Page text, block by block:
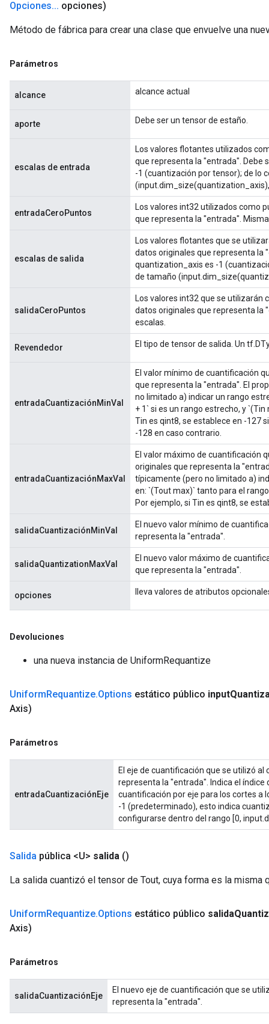
Opciones... opciones)
Método de fábrica para crear una clase que envuelve una
Parámetros
alcance alcance actual
aporte Debe ser un tensor de estaño.
escalas de entrada
Los valores flotantes utilizados
que representa la "entrada". Debe
-1 (cuantización por tensor); de lo
entradaCeroPuntos
Los valores int32 utilizados como
que representa la "entrada".
escalas de salida
Los valores flotantes que se
datos originales que representa la
quantization_axis es -1
de tamaño
salidaCeroPuntos
Los valores int32 que se utilizarán
datos originales que representa la
escalas.
Revendedor El tipo de tensor de salida. Un
entradaCuantizaciónMinVal
El valor mínimo de cuantificación
que representa la "entrada". El
no limitado a) indicar un rango
+ 1` si es un rango estrecho, y
Tin es qint8, se establece en -127
-128 en caso contrario.
entradaCuantizaciónMaxVal
El valor máximo de cuantificación
originales que representa la
típicamente (pero no limitado a)
en: `(Tout max)` tanto para el
Por ejemplo, si Tin es qint8, se
salidaCuantizaciónMinVal
El nuevo valor mínimo de
representa la "entrada".
salidaQuantizationMaxVal
El nuevo valor máximo de
que representa la "entrada".
opciones lleva valores de atributos
Devoluciones
una nueva instancia de UniformRequantize
UniformRequantize.Options estático público input
Axis)
Parámetros
entradaCuantizaciónEje
El eje de cuantificación que se utilizó
representa la "entrada". Indica el
cuantificación por eje para los cortes a
-1 (predeterminado), esto indica
configurarse dentro del rango [0,
Salida pública <U> salida ()
La salida cuantizó el tensor de Tout, cuya forma es la misma
UniformRequantize.Options estático público salida
Axis)
Parámetros
salidaCuantizaciónEje
El nuevo eje de cuantificación que se
representa la "entrada".